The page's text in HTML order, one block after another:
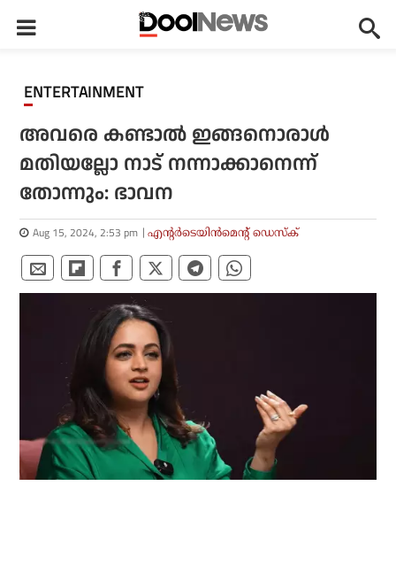
ENTERTAINMENT
അവരെ കണ്ടാല്‍ ഇങ്ങനൊരാള്‍
മതിയല്ലോ നാട് നന്നാക്കാനെന്ന്
തോന്നും: ഭാവന
Aug 15, 2024, 2:53 pm എന്റര്‍ടെയിന്‍മെന്റ് ഡെസ്‌ക്